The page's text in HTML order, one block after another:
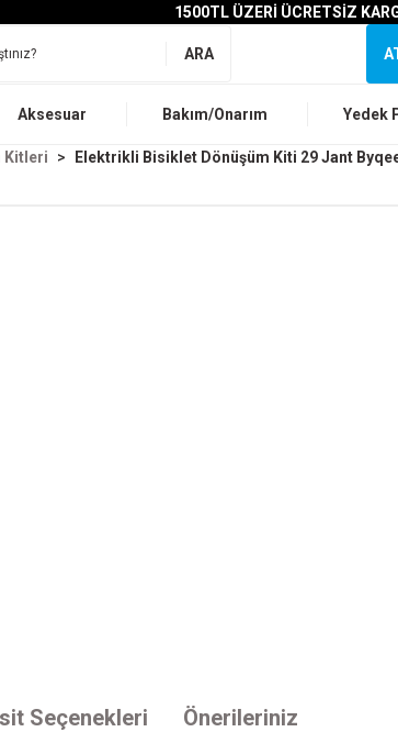
1500TL ÜZERİ ÜCRETSİZ
ARA
Aksesuar Bakım/Onarım Yedek
Kitleri Elektrikli Bisiklet Dönüşüm Kiti 29 Jant
Seçenekleri Önerileriniz